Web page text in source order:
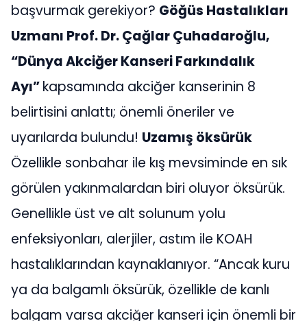
başvurmak gerekiyor? Göğüs Hastalıkları
Uzmanı Prof. Dr. Çağlar Çuhadaroğlu,
“Dünya Akciğer Kanseri Farkındalık
Ayı”kapsamında akciğer kanserinin 8
belirtisini anlattı; önemli öneriler ve
uyarılarda bulundu! Uzamış öksürük
Özellikle sonbahar ile kış mevsiminde en sık
görülen yakınmalardan biri oluyor öksürük.
Genellikle üst ve alt solunum yolu
enfeksiyonları, alerjiler, astım ile KOAH
hastalıklarından kaynaklanıyor. “Ancak kuru
ya da balgamlı öksürük, özellikle de kanlı
balgam varsa akciğer kanseri için önemli bir